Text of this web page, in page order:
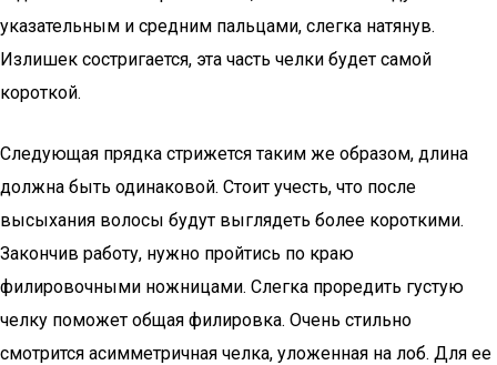
указательным и средним пальцами, слегка натянув.
Излишек состригается, эта часть челки будет самой
короткой.
Следующая прядка стрижется таким же образом, длина
должна быть одинаковой. Стоит учесть, что после
высыхания волосы будут выглядеть более короткими.
Закончив работу, нужно пройтись по краю
филировочными ножницами. Слегка проредить густую
челку поможет общая филировка. Очень стильно
смотрится асимметричная челка, уложенная на лоб. Для ее